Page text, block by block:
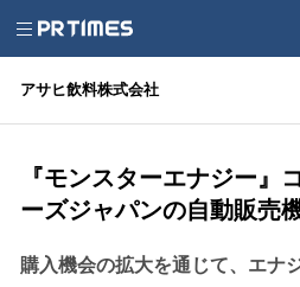
アサヒ飲料株式会社
『モンスターエナジー』
ーズジャパンの自動販売
購入機会の拡大を通じて、エナ